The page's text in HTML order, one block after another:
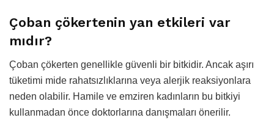
Çoban çökertenin yan etkileri var
mıdır?
Çoban çökerten genellikle güvenli bir bitkidir. Ancak aşırı
tüketimi mide rahatsızlıklarına veya alerjik reaksiyonlara
neden olabilir. Hamile ve emziren kadınların bu bitkiyi
kullanmadan önce doktorlarına danışmaları önerilir.